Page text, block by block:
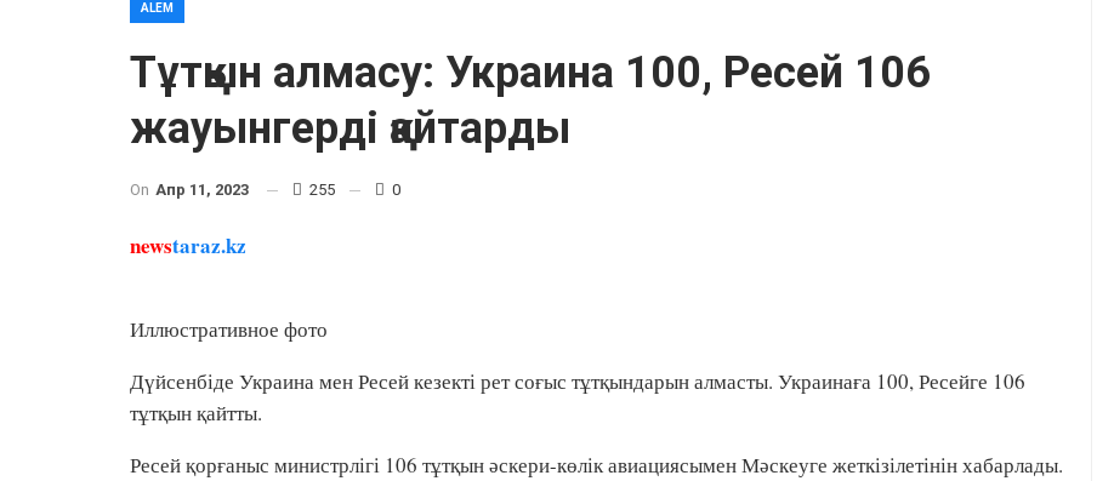
ALEM
Тұтқын алмасу: Украина 100, Ресей 106
жауынгерді қайтарды
On Апр 11, 2023 255 0
newstaraz.kz
Иллюстративное фото
Дүйсенбіде Украина мен Ресей кезекті рет соғыс тұтқындарын алмасты. Украинаға 100, Ресейге 106
тұтқын қайтты.
Ресей қорғаныс министрлігі 106 тұтқын әскери-көлік авиациясымен Мәскеуге жеткізілетінін хабарлады.